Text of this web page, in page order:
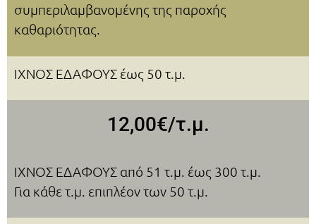
συμπεριλαμβανομένης της παροχής
καθαριότητας.
ΙΧΝΟΣ ΕΔΑΦΟΥΣ έως 50 τ.μ.
12,00€/τ.μ.
ΙΧΝΟΣ ΕΔΑΦΟΥΣ από 51 τ.μ. έως 300 τ.μ.
Για κάθε τ.μ. επιπλέον των 50 τ.μ.